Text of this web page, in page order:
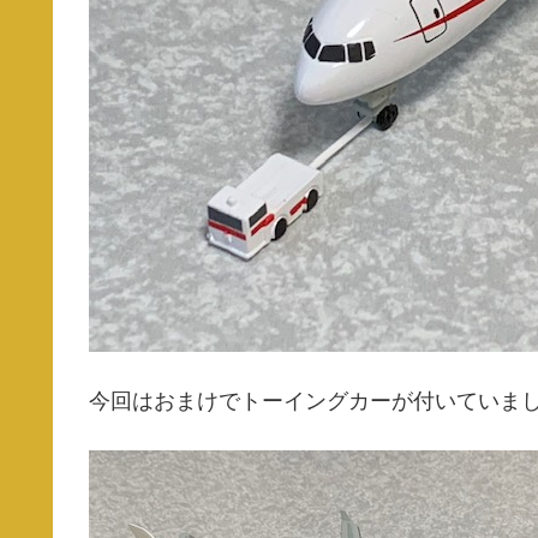
今回はおまけでトーイングカーが付いていま